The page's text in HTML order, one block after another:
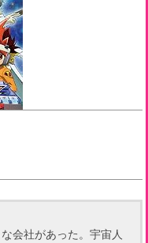
会社があった。宇宙人